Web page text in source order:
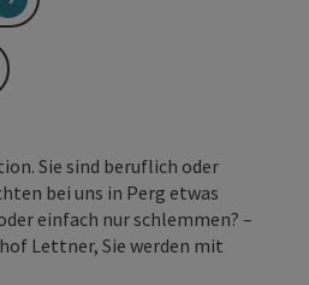
Sie sind beruflich oder
bei uns in Perg etwas
einfach nur schlemmen? –
Lettner, Sie werden mit